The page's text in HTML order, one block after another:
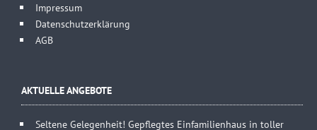
Impressum
Datenschutzerklärung
AGB
AKTUELLE ANGEBOTE
Seltene Gelegenheit! Gepflegtes Einfamilienhaus in toller